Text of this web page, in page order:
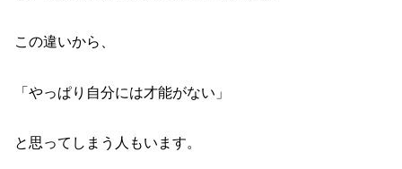
この違いから、
「やっぱり自分には才能がない」
と思ってしまう人もいます。